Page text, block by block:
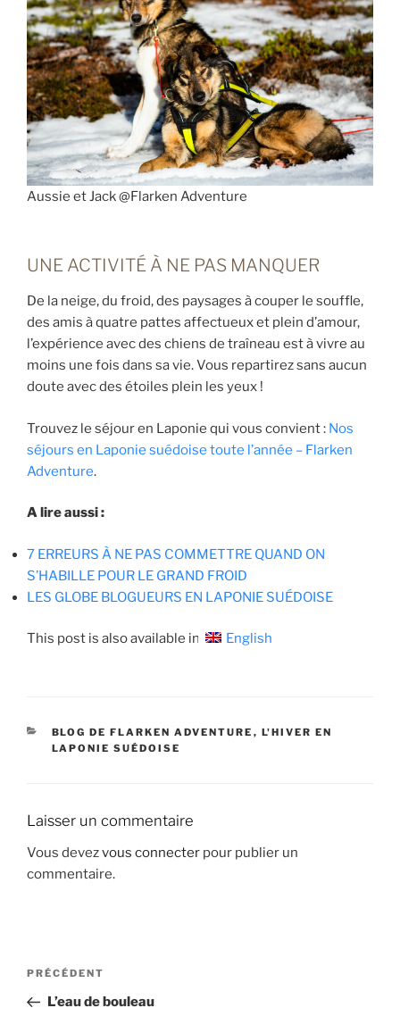
Aussie et Jack @Flarken Adventure
UNE ACTIVITÉ À NE PAS MANQUER
De la neige, du froid, des paysages à couper le souffle,
des amis à quatre pattes affectueux et plein d’amour,
l’expérience avec des chiens de traîneau est à vivre au
moins une fois dans sa vie. Vous repartirez sans aucun
doute avec des étoiles plein les yeux !
Trouvez le séjour en Laponie qui vous convient : Nos
séjours en Laponie suédoise toute l’année – Flarken
Adventure.
A lire aussi :
7 ERREURS À NE PAS COMMETTRE QUAND ON
S’HABILLE POUR LE GRAND FROID
LES GLOBE BLOGUEURS EN LAPONIE SUÉDOISE
This post is also available in: English
CATÉGORIES
BLOG DE FLARKEN ADVENTURE , L'HIVER EN
LAPONIE SUÉDOISE
Laisser un commentaire
Vous devezvous connecter pour publier un
commentaire.
NAVIGATION
L’ARTICLE
Article
précédent
PRÉCÉDENT
L’eau de bouleau